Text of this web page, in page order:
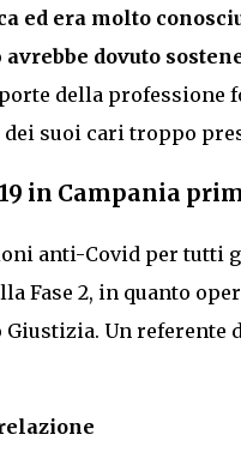
ed era molto
avrebbe dovuto
della professione
suoi cari troppo
in Campania
anti-Covid per tutti
Fase 2, in quanto
Un